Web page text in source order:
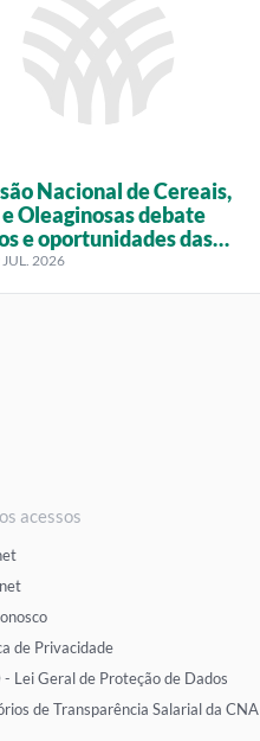
Nacional de Cereais,
Oleaginosas debate
e oportunidades das
produtivas
2026
acessos
de Privacidade
- Lei Geral de Proteção de Dados
de Transparência Salarial da CNA